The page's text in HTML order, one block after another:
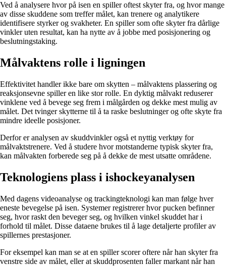
Ved å analysere hvor på isen en spiller oftest skyter fra, og hvor mange
av disse skuddene som treffer målet, kan trenere og analytikere
identifisere styrker og svakheter. En spiller som ofte skyter fra dårlige
vinkler uten resultat, kan ha nytte av å jobbe med posisjonering og
beslutningstaking.
Målvaktens rolle i ligningen
Effektivitet handler ikke bare om skytten – målvaktens plassering og
reaksjonsevne spiller en like stor rolle. En dyktig målvakt reduserer
vinklene ved å bevege seg frem i målgården og dekke mest mulig av
målet. Det tvinger skytterne til å ta raske beslutninger og ofte skyte fra
mindre ideelle posisjoner.
Derfor er analysen av skuddvinkler også et nyttig verktøy for
målvaktstrenere. Ved å studere hvor motstanderne typisk skyter fra,
kan målvakten forberede seg på å dekke de mest utsatte områdene.
Teknologiens plass i ishockeyanalysen
Med dagens videoanalyse og trackingteknologi kan man følge hver
eneste bevegelse på isen. Systemer registrerer hvor pucken befinner
seg, hvor raskt den beveger seg, og hvilken vinkel skuddet har i
forhold til målet. Disse dataene brukes til å lage detaljerte profiler av
spillernes prestasjoner.
For eksempel kan man se at en spiller scorer oftere når han skyter fra
venstre side av målet, eller at skuddprosenten faller markant når han